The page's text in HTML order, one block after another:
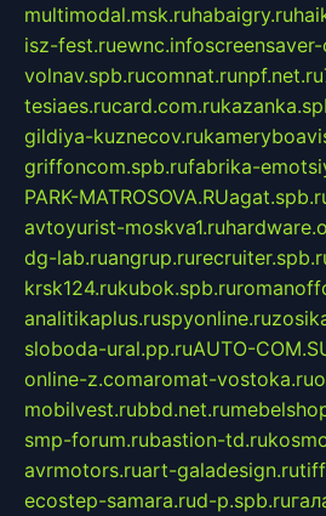
multimodal.msk.ruhabaigry.ru
isz-fest.ruewnc.info
volnav.spb.rucomnat.runpf.net.ru
tesiaes.rucard.com.ru
gildiya-kuznecov.ru
griffoncom.spb.rufabrika-
PARK-MATROSOVA.RU
avtoyurist-moskva1.ru
dg-lab.ruangrup.ru
krsk124.rukubok.spb.ru
analitikaplus.ruspyonline.ru
sloboda-ural.pp.ruAUTO-
online-z.comaromat-vostoka.ru
mobilvest.rubbd.net.ru
smp-forum.rubastion-td.ru
avrmotors.ruart-galadesign.ru
ecostep-samara.rud-p.spb.ru